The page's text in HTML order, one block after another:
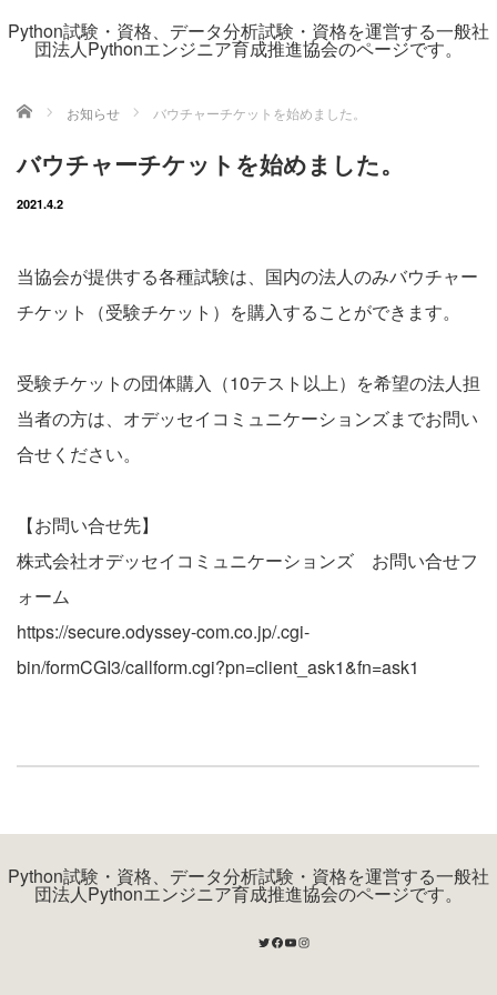
Python試験・資格、データ分析試験・資格を運営する一般社
団法人Pythonエンジニア育成推進協会のページです。
ホーム お知らせ バウチャーチケットを始めました。
バウチャーチケットを始めました。
2021.4.2
当協会が提供する各種試験は、国内の法人のみバウチャー
チケット（受験チケット）を購入することができます。
受験チケットの団体購入（10テスト以上）を希望の法人担
当者の方は、オデッセイコミュニケーションズまでお問い
合せください。
【お問い合せ先】
株式会社オデッセイコミュニケーションズ お問い合せフ
ォーム
https://secure.odyssey-com.co.jp/.cgi-
bin/formCGI3/callform.cgi?pn=client_ask1&fn=ask1
Python試験・資格、データ分析試験・資格を運営する一般社
団法人Pythonエンジニア育成推進協会のページです。
Twitter
Facebook
YouTube
Instagram